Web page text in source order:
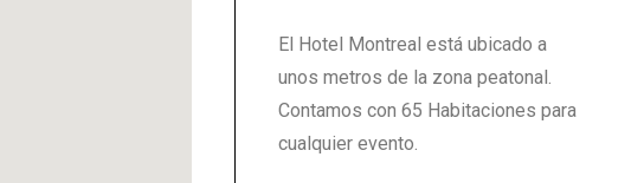
El Hotel Montreal está ubicado a
unos metros de la zona peatonal.
Contamos con 65 Habitaciones para
cualquier evento.